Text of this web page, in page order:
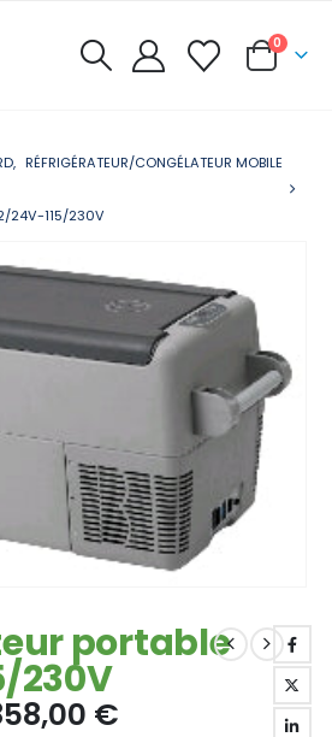
0
, RÉFRIGÉRATEUR/CONGÉLATEUR MOBILE
24V-115/230V
portable
230V
€